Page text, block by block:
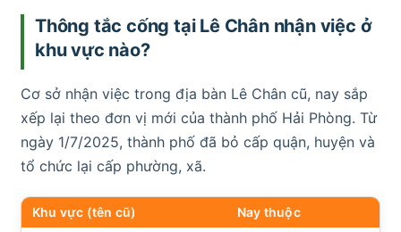
Thông tắc cống tại Lê Chân nhận việc ở
khu vực nào?
Cơ sở nhận việc trong địa bàn Lê Chân cũ, nay sắp
xếp lại theo đơn vị mới của thành phố Hải Phòng. Từ
ngày 1/7/2025, thành phố đã bỏ cấp quận, huyện và
tổ chức lại cấp phường, xã.
Khu vực (tên cũ) Nay thuộc